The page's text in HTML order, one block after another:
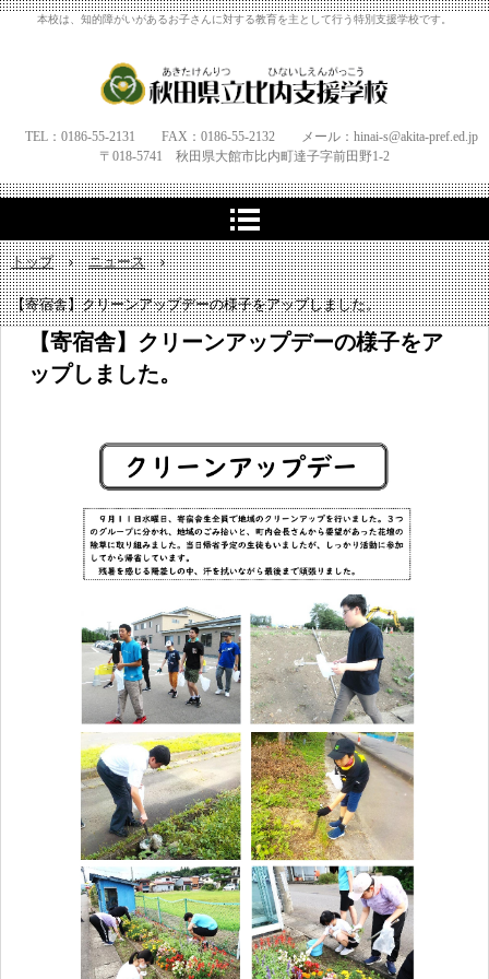
本校は、知的障がいがあるお子さんに対する教育を主として行う特別支援学校です。
TEL：0186-55-2131 FAX：0186-55-2132 メール：hinai-s@akita-pref.ed.jp
〒018-5741 秋田県大館市比内町達子字前田野1‐2
トップ › ニュース ›
【寄宿舎】クリーンアップデーの様子をアップしました。
【寄宿舎】クリーンアップデーの様子をア
ップしました。